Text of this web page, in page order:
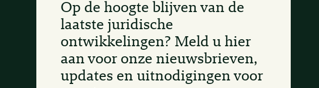
Op de hoogte blijven van de
laatste juridische
ontwikkelingen? Meld u hier
aan voor onze nieuwsbrieven,
updates en uitnodigingen voor